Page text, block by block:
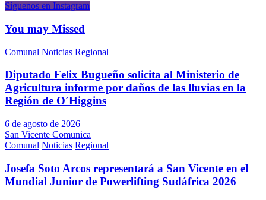
Síguenos en Instagram
You may Missed
Comunal Noticias Regional
Diputado Felix Bugueño solicita al Ministerio de
Agricultura informe por daños de las lluvias en la
Región de O´Higgins
6 de agosto de 2026
San Vicente Comunica
Comunal Noticias Regional
Josefa Soto Arcos representará a San Vicente en el
Mundial Junior de Powerlifting Sudáfrica 2026